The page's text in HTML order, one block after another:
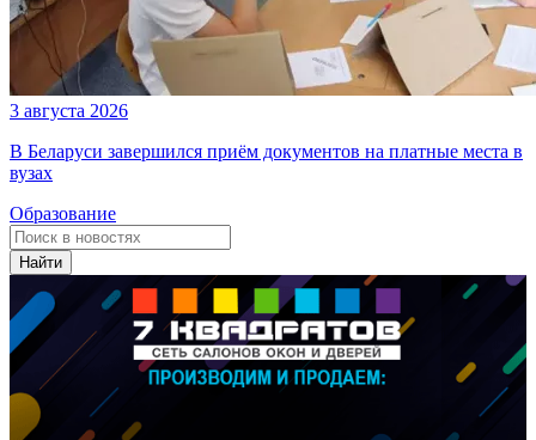
3 августа 2026
В Беларуси завершился приём документов на платные места в
вузах
Образование
Найти